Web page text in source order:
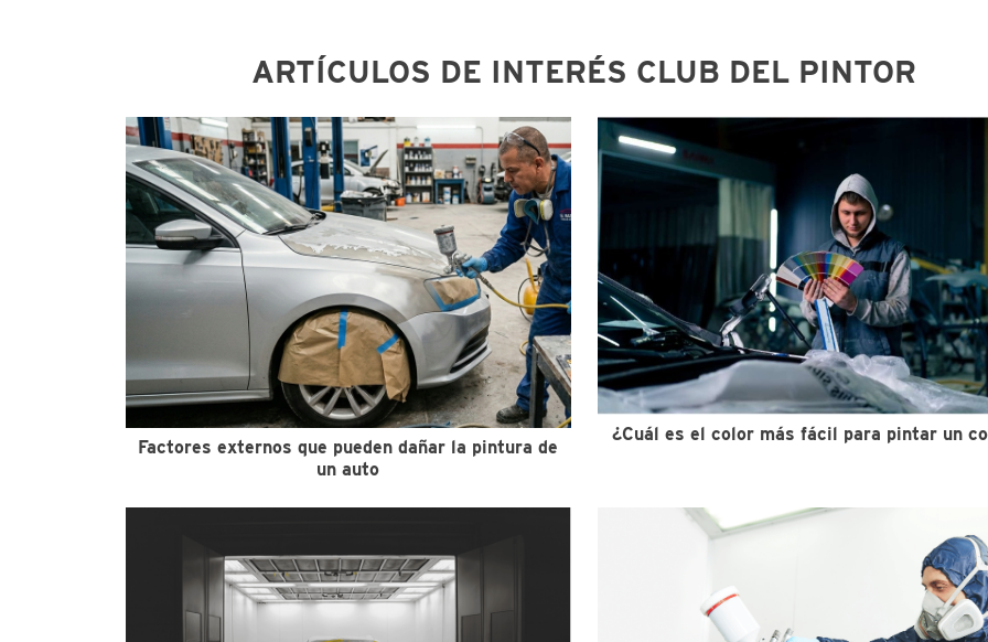
ARTÍCULOS DE INTERÉS CLUB DEL PINTOR
Factores externos que pueden dañar la pintura de
un auto
¿Cuál es el color más fácil para pintar un